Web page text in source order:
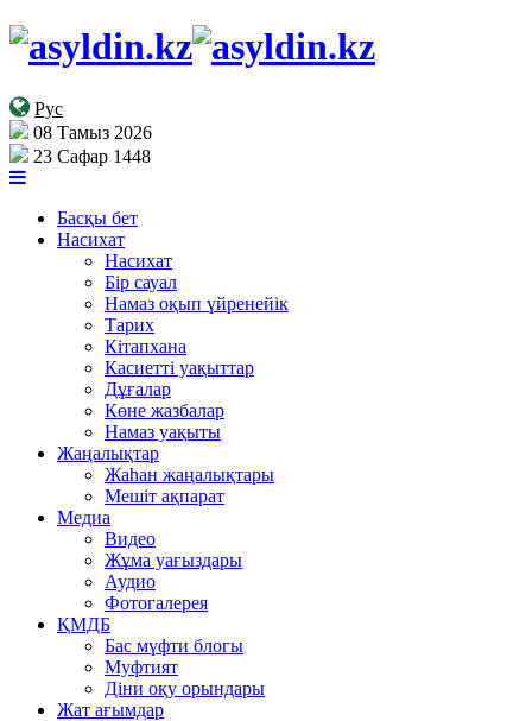
Рус
08 Тамыз 2026
23 Сафар 1448
Басқы бет
Насихат
Насихат
Бір сауал
Намаз оқып үйренейік
Тарих
Кітапхана
Касиетті уақыттар
Дұғалар
Көне жазбалар
Намаз уақыты
Жаңалықтар
Жаһан жаңалықтары
Мешіт ақпарат
Медиа
Видео
Жұма уағыздары
Аудио
Фотогалерея
ҚМДБ
Бас мүфти блогы
Муфтият
Діни оқу орындары
Жат ағымдар